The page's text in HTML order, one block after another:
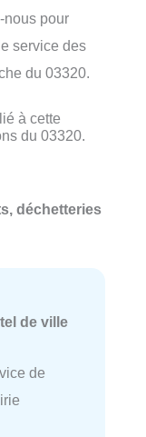
nous pour
service des
du 03320.
à cette
du 03320.
déchetteries
de ville
de